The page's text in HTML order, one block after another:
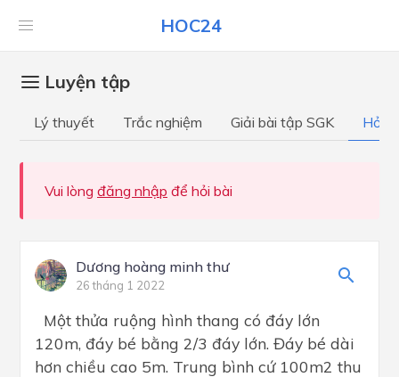
HOC24
Luyện tập
Lý thuyết Trắc nghiệm Giải bài tập SGK Hỏi
Vui lòng đăng nhập để hỏi bài
Dương hoàng minh thư
26 tháng 1 2022
Một thửa ruộng hình thang có đáy lớn
120m, đáy bé bằng 2/3 đáy lớn. Đáy bé dài
hơn chiều cao 5m. Trung bình cứ 100m2 thu